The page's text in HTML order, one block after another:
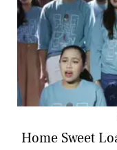
Home Sweet